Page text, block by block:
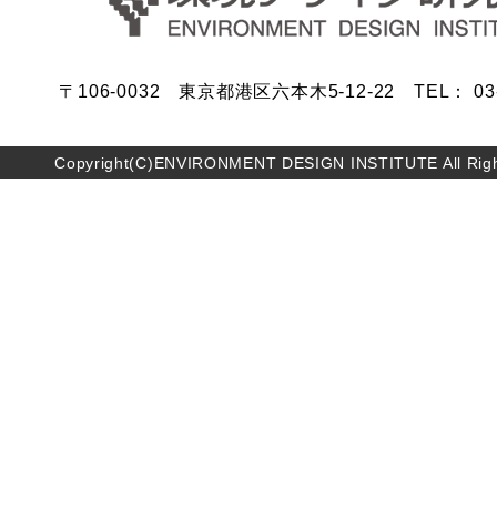
〒106-0032 東京都港区六本木5-12-22 TEL：
Copyright(C)ENVIRONMENT DESIGN INSTITUTE All